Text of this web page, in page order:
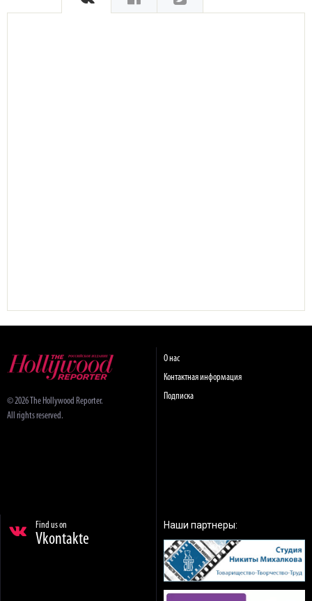
© 2026 The Hollywood Reporter.
All rights reserved.
О нас
Контактная информация
Подписка
Find us on
Vkontakte
Наши партнеры: